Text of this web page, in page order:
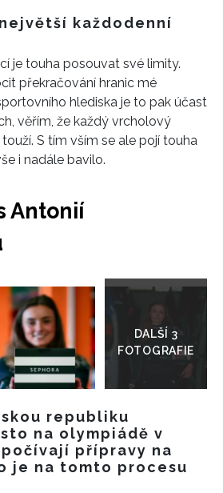
největší každodenní
je touha posouvat své limity.
překračování hranic mé
hlediska je to pak účast
věřím, že každý vrcholový
S tím vším se ale pojí touha
i nadále bavilo.
Antonií
Přejít
do
galerie
republiku
na olympiádě v
přípravy na
je na tomto procesu